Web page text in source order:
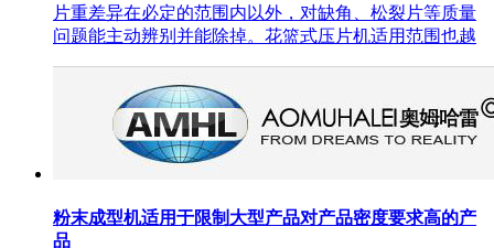
片重差异在必定的范围内以外，对缺角、松裂片等质量
问题能主动辨别并能除掉。花篮式压片机适用范围也越
粉末成型机适用于限制大型产品对产品密度要求高的产
品